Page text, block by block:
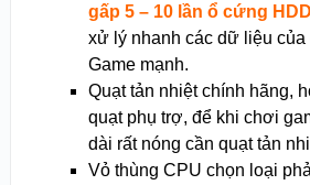
gấp 5 – 10 lần ổ cứng HDD
xử lý nhanh các dữ liệu
Game mạnh.
Quạt tản nhiệt chính hãng,
quạt phụ trợ, để khi chơi
dài rất nóng cần quạt tản
Vỏ thùng CPU chọn loại